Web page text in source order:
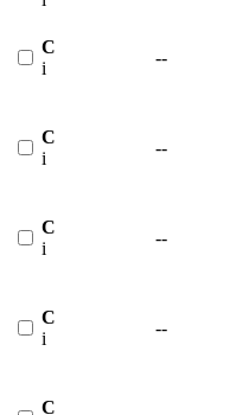
C
i
--
C
i
--
C
i
--
C
i
--
C